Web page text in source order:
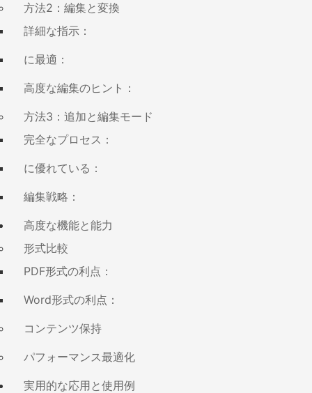
方法2：編集と変換
詳細な指示：
に最適：
高度な編集のヒント：
方法3：追加と編集モード
完全なプロセス：
に優れている：
編集戦略：
高度な機能と能力
形式比較
PDF形式の利点：
Word形式の利点：
コンテンツ保持
パフォーマンス最適化
実用的な応用と使用例